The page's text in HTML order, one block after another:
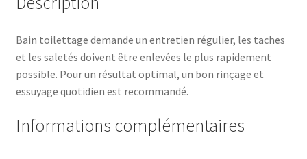
Bain toilettage demande un entretien régulier, les taches
et les saletés doivent être enlevées le plus rapidement
possible. Pour un résultat optimal, un bon rinçage et
essuyage quotidien est recommandé.
Informations complémentaires